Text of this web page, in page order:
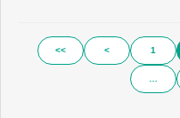
<< < 1